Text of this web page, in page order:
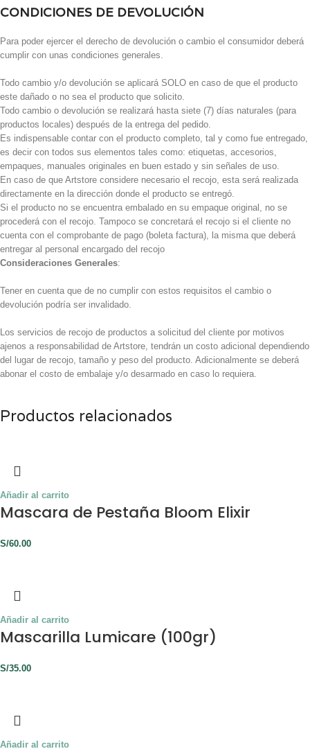
CONDICIONES DE DEVOLUCIÓN
Para poder ejercer el derecho de devolución o cambio el consumidor deberá
cumplir con unas condiciones generales.
Todo cambio y/o devolución se aplicará SOLO en caso de que el producto
este dañado o no sea el producto que solicito.
Todo cambio o devolución se realizará hasta siete (7) días naturales (para
productos locales) después de la entrega del pedido.
Es indispensable contar con el producto completo, tal y como fue entregado,
es decir con todos sus elementos tales como: etiquetas, accesorios,
empaques, manuales originales en buen estado y sin señales de uso.
En caso de que Artstore considere necesario el recojo, esta será realizada
directamente en la dirección donde el producto se entregó.
Si el producto no se encuentra embalado en su empaque original, no se
procederá con el recojo. Tampoco se concretará el recojo si el cliente no
cuenta con el comprobante de pago (boleta factura), la misma que deberá
entregar al personal encargado del recojo
Consideraciones Generales:
Tener en cuenta que de no cumplir con estos requisitos el cambio o
devolución podría ser invalidado.
Los servicios de recojo de productos a solicitud del cliente por motivos
ajenos a responsabilidad de Artstore, tendrán un costo adicional dependiendo
del lugar de recojo, tamaño y peso del producto. Adicionalmente se deberá
abonar el costo de embalaje y/o desarmado en caso lo requiera.
Productos relacionados
Añadir al carrito
Mascara de Pestaña Bloom Elixir
S/60.00
Añadir al carrito
Mascarilla Lumicare (100gr)
S/35.00
Añadir al carrito